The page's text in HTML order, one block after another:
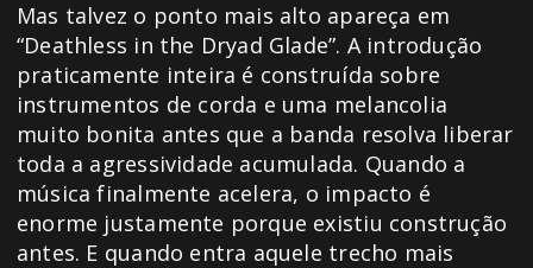
Mas talvez o ponto mais alto apareça em
“Deathless in the Dryad Glade”. A introdução
praticamente inteira é construída sobre
instrumentos de corda e uma melancolia
muito bonita antes que a banda resolva liberar
toda a agressividade acumulada. Quando a
música finalmente acelera, o impacto é
enorme justamente porque existiu construção
antes. E quando entra aquele trecho mais